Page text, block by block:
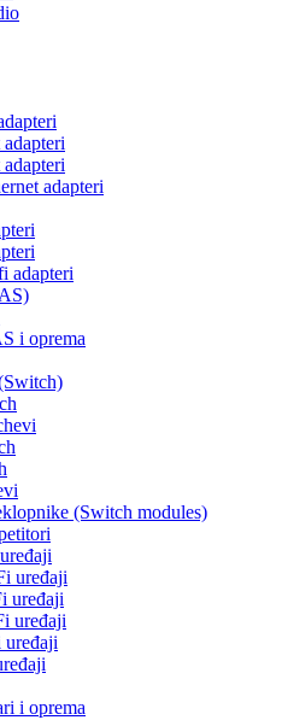
adapteri
adapteri
i oprema
(Switch modules)
uređaji
uređaji
uređaji
i oprema